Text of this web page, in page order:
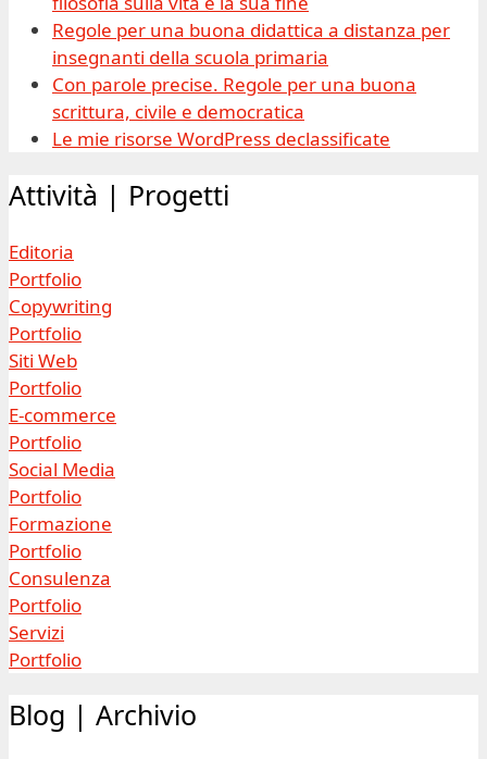
Regole per una buona didattica a distanza per
insegnanti della scuola primaria
Con parole precise. Regole per una buona
scrittura, civile e democratica
Le mie risorse WordPress declassificate
Attività | Progetti
Editoria
Portfolio
Copywriting
Portfolio
Siti Web
Portfolio
E-commerce
Portfolio
Social Media
Portfolio
Formazione
Portfolio
Consulenza
Portfolio
Servizi
Portfolio
Blog | Archivio